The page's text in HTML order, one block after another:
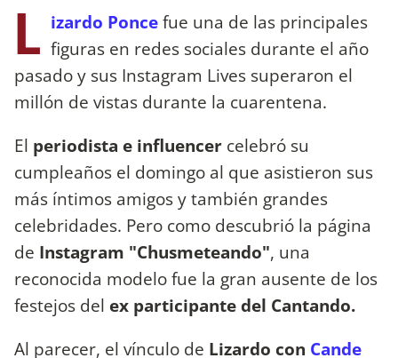
L izardo Poncefue una de las principales
figuras en redes sociales durante el año
pasado y sus Instagram Lives superaron el
millón de vistas durante la cuarentena.
El periodista e influencer celebró su
cumpleaños el domingo al que asistieron sus
más íntimos amigos y también grandes
celebridades. Pero como descubrió la página
de Instagram "Chusmeteando", una
reconocida modelo fue la gran ausente de los
festejos del ex participante del Cantando.
Al parecer, el vínculo de Lizardo con Cande